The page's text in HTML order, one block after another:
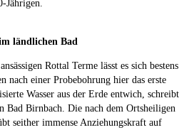
ländlichen Bad
Rottal Terme lässt es sich bestens
nach einer Probebohrung hier das erste
Wasser aus der Erde entwich, schreibt
Bad Birnbach. Die nach dem Ortsheiligen
seither immense Anziehungskraft auf